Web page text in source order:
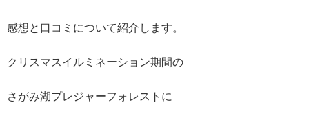
感想と口コミについて紹介します。
クリスマスイルミネーション期間の
さがみ湖プレジャーフォレストに